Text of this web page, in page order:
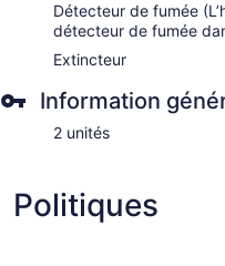
Détecteur de fumée
détecteur de fumée
Extincteur
Information
2 unités
Politiques